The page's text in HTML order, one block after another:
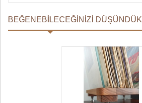
BEĞENEBILECEĞINIZI DÜŞÜNDÜK